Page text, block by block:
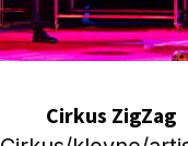
Cirkus ZigZag